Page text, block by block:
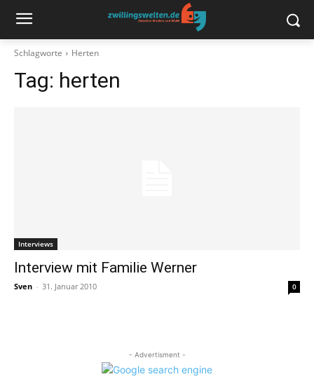
Schlagworte Herten
Tag: herten
Interviews
Interview mit Familie Werner
Sven - 31. Januar 2010 0
- Advertisment -